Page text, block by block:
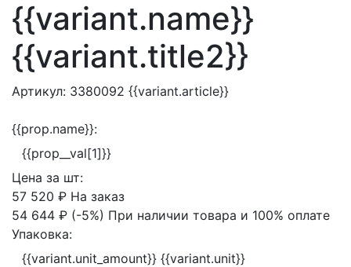
{{variant.name}}
{{variant.title2}}
Артикул: 3380092 {{variant.article}}
{{prop.name}}:
{{prop__val[1]}}
Цена за шт:
57 520 ₽ На заказ
54 644 ₽ (-5%) При наличии товара и 100% оплате
Упаковка:
{{variant.unit_amount}} {{variant.unit}}